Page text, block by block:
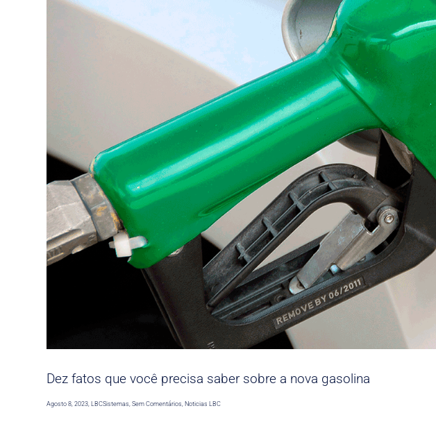
Dez fatos que você precisa saber sobre a nova gasolina
Agosto 8, 2023 ,LBCSistemas Sem Comentários Noticias LBC